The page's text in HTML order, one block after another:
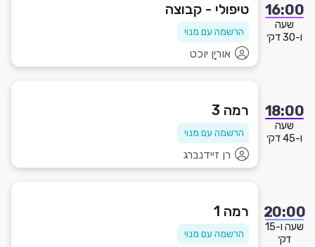
16:00
שעה
ו-30 דק׳
טיפולי - קבוצה
הרשמה עם מנוי
אוריָן יוכט
18:00
שעה
ו-45 דק׳
רמה 3
הרשמה עם מנוי
רן זיידנברג
20:00
שעה ו-15
דק׳
רמה 1
הרשמה עם מנוי